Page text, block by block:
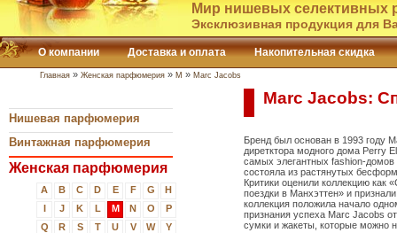
Мир нишевых селективных
Эксклюзивная продукция для
О компании Доставка и оплата Накопительная скидка
Главная » Женская парфюмерия » M » Marc Jacobs
Нишевая парфюмерия
Винтажная парфюмерия
Женская парфюмерия
A B C D E F G
H
I
J K L M N O
P
Q
R S T U V W Y
Marc Jacobs:
Бренд был основан в 1993 году
диретктора модного дома Perry
самых элегантных fashion-домов
состояла из растянутых
Критики оценили коллекцию как
поездки в Манхэттен» и
коллекция положила начало
признания успеха Marc Jacobs
сумки и жакеты, которые можно